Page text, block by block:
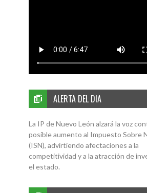
ALERTA DEL DIA
La IP de Nuevo León alzará la voz
posible aumento al Impuesto Sobre
(ISN), advirtiendo afectaciones a la
competitividad y a la atracción de
el estado.